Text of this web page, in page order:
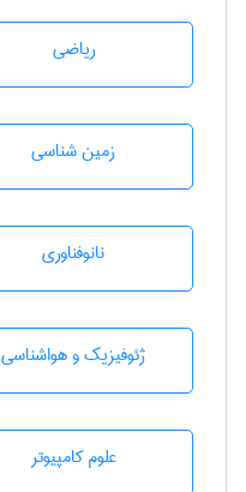
رياضی
زمين شناسی
نانوفناوری
ژئوفيزيك و هواشناسی
علوم کامپیوتر